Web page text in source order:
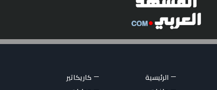
الرئيسية
كاريكاتير